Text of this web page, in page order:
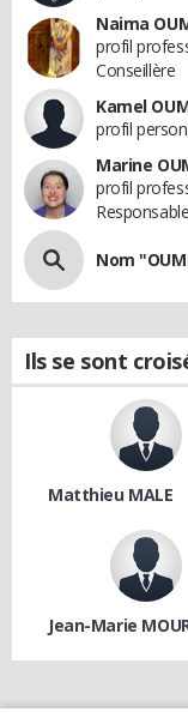
Naima
profil
Conseillère
Kamel
profil
Marine
profil
Nom
Ils se sont
Matthieu MALE
Jean-Marie